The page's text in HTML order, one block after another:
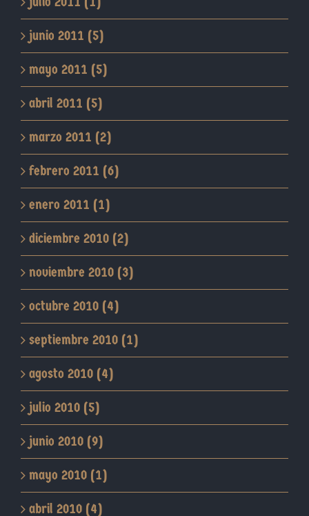
junio 2011 (5)
mayo 2011 (5)
abril 2011 (5)
marzo 2011 (2)
febrero 2011 (6)
enero 2011 (1)
diciembre 2010 (2)
noviembre 2010 (3)
octubre 2010 (4)
septiembre 2010 (1)
agosto 2010 (4)
julio 2010 (5)
junio 2010 (9)
mayo 2010 (1)
abril 2010 (4)